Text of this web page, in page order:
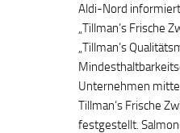
Aldi-Nord
„Tillman’s Frische
„Tillman’s
Unternehmen
Tillman’s Frische
festgestellt.